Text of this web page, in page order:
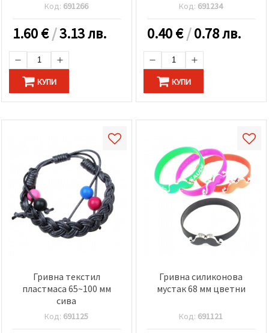
Код: 691266
1.60€/3.13 лв.
КУПИ
Код: 691234
0.40€/0.78 лв.
КУПИ
Гривна текстил
пластмаса 65~100 мм
сива
Код: 691125
Гривна силиконова
мустак 68 мм цветни
Код: 691121